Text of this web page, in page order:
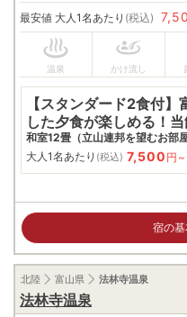
最安値 大人1名あたり (税込)
【スタンダード2食付
した夕食が楽しめる！
和室12畳（立山連邦を望むお部屋
大人1名あたり (税込) 7,500 円~
宿の
北陸 富山県 法林寺温泉
法林寺温泉